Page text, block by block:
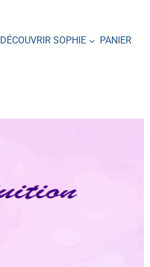
DÉCOUVRIR SOPHIE PANIER